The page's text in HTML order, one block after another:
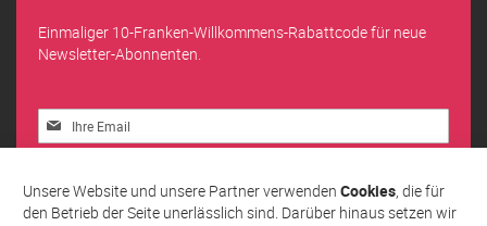
Einmaliger 10-Franken-Willkommens-Rabattcode für neue
Newsletter-Abonnenten.
Melden
Sie
unseren
Abonnieren
Unsere Website und unsere Partner verwenden Cookies, die für
den Betrieb der Seite unerlässlich sind. Darüber hinaus setzen wir